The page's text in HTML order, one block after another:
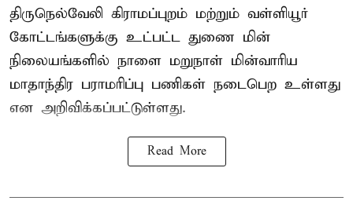
திருநெல்வேலி கிராமப்புறம் மற்றும் வள்ளியூர்
கோட்டங்களுக்கு உட்பட்ட துணை மின்
நிலையங்களில் நாளை மறுநாள் மின்வாரிய
மாதாந்திர பராமரிப்பு பணிகள் நடைபெற உள்ளது
என அறிவிக்கப்பட்டுள்ளது.
Read More